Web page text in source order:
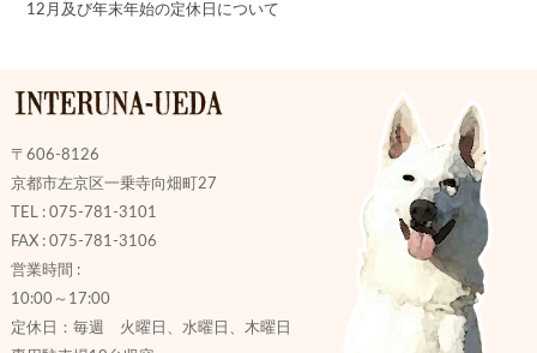
12月及び年末年始の定休日について
〒606-8126
京都市左京区一乗寺向畑町27
TEL : 075-781-3101
FAX : 075-781-3106
営業時間 :
10:00～17:00
定休日：毎週 火曜日、水曜日、木曜日